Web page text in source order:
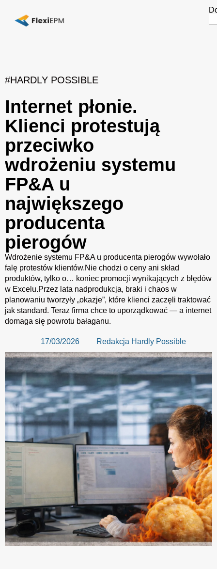
#HARDLY POSSIBLE
Internet płonie.
Klienci protestują
przeciwko
wdrożeniu systemu
FP&A u
największego
producenta
pierogów
Wdrożenie systemu FP&A u producenta pierogów wywołało
falę protestów klientów.Nie chodzi o ceny ani skład
produktów, tylko o… koniec promocji wynikających z błędów
w Excelu.Przez lata nadprodukcja, braki i chaos w
planowaniu tworzyły „okazje”, które klienci zaczęli traktować
jak standard. Teraz firma chce to uporządkować — a internet
domaga się powrotu bałaganu.
17/03/2026 Redakcja Hardly Possible